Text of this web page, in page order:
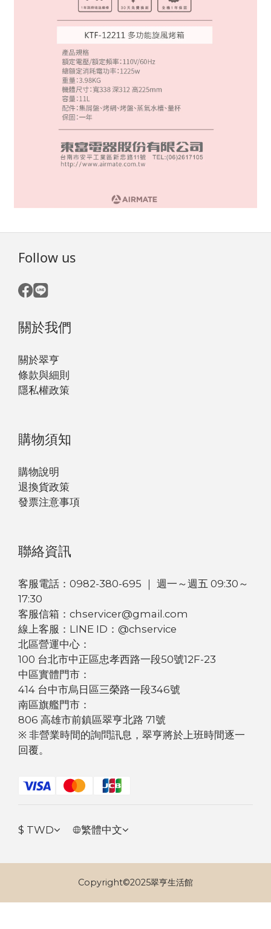
Follow us
關於我們
關於翠亨
條款與細則
隱私權政策
購物須知
購物說明
退換貨政策
發票注意事項
聯絡資訊
客服電話：0982-380-695 ｜ 週一～週五 09:30～
17:30
客服信箱：chservicer@gmail.com
線上客服：LINE ID：@chservice
北區營運中心：
100 台北市中正區忠孝西路一段50號12F-23
中區實體門市：
414 台中市烏日區三榮路一段346號
南區旗艦門市：
806 高雄市前鎮區翠亨北路 71號
※ 非營業時間的詢問訊息，翠亨將於上班時間逐一
回覆。
$ TWD 繁體中文
Copyright©2025翠亨生活館